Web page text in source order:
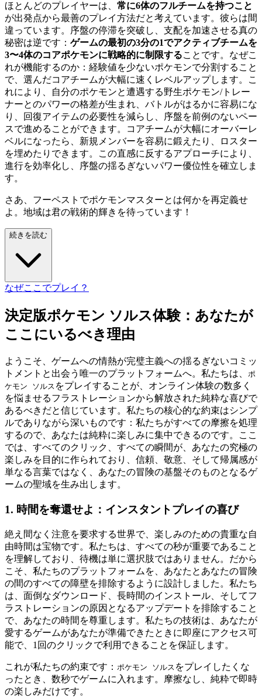
ほとんどのプレイヤーは、 常に6体のフルチームを持つこと
が出発点から最善のプレイ方法だと考えています。彼らは間
違っています。序盤の停滞を突破し、支配を加速させる真の
秘密は逆です： ゲームの最初の3分の1でアクティブチームを
3〜4体のコアポケモンに戦略的に制限することです。なぜこ
れが機能するのか：経験値を少ないポケモンで分割すること
で、選んだコアチームが大幅に速くレベルアップします。こ
れにより、自分のポケモンと遭遇する野生ポケモン/トレー
ナーとのパワーの格差が生まれ、バトルがはるかに容易にな
り、回復アイテムの必要性を減らし、序盤を前例のないペー
スで進めることができます。コアチームが大幅にオーバーレ
ベルになったら、新規メンバーを容易に鍛えたり、ロスター
を埋めたりできます。この直感に反するアプローチにより、
進行を効率化し、序盤の揺るぎないパワー優位性を確立しま
す。
さあ、フーペストでポケモンマスターとは何かを再定義せ
よ。地域は君の戦術的輝きを待っています！
続きを読む
なぜここでプレイ？
決定版ポケモン ソルス体験：あなたが
ここにいるべき理由
ようこそ、ゲームへの情熱が完璧主義への揺るぎないコミッ
トメントと出会う唯一のプラットフォームへ。私たちは、 ポ
ケモン ソルス をプレイすることが、オンライン体験の数多く
を悩ませるフラストレーションから解放された純粋な喜びで
あるべきだと信じています。私たちの核心的な約束はシンプ
ルでありながら深いものです：私たちがすべての摩擦を処理
するので、あなたは純粋に楽しみに集中できるのです。ここ
では、すべてのクリック、すべての瞬間が、あなたの究極の
楽しみを目的に作られており、信頼、敬意、そして帰属感が
単なる言葉ではなく、あなたの冒険の基盤そのものとなるゲ
ームの聖域を生み出します。
1. 時間を奪還せよ：インスタントプレイの喜び
絶え間なく注意を要求する世界で、楽しみのための貴重な自
由時間は宝物です。私たちは、すべての秒が重要であること
を理解しており、待機は単に選択肢ではありません。だから
こそ、私たちのプラットフォームを、あなたとあなたの冒険
の間のすべての障壁を排除するように設計しました。私たち
は、面倒なダウンロード、長時間のインストール、そしてフ
ラストレーションの原因となるアップデートを排除すること
で、あなたの時間を尊重します。私たちの技術は、あなたが
愛するゲームがあなたが準備できたときに即座にアクセス可
能で、1回のクリックで利用できることを保証します。
これが私たちの約束です： ポケモン ソルス をプレイしたくな
ったとき、数秒でゲームに入れます。摩擦なし、純粋で即時
の楽しみだけです。